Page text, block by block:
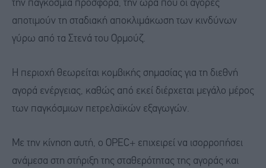
την παγκόσμια προσφορά, την ώρα που οι αγορές
αποτιμούν τη σταδιακή αποκλιμάκωση των κινδύνων
γύρω από τα Στενά του Ορμούζ.
Η περιοχή θεωρείται κομβικής σημασίας για τη διεθνή
αγορά ενέργειας, καθώς από εκεί διέρχεται μεγάλο μέρος
των παγκόσμιων πετρελαϊκών εξαγωγών.
Με την κίνηση αυτή, ο OPEC+ επιχειρεί να ισορροπήσει
ανάμεσα στη στήριξη της σταθερότητας της αγοράς και